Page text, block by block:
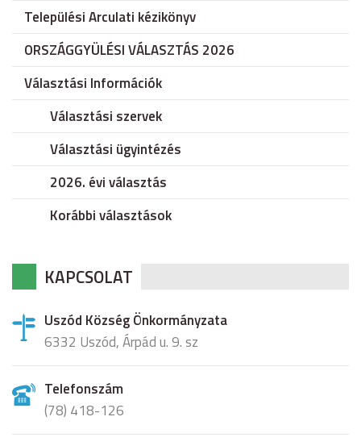
Települési Arculati kézikönyv
ORSZÁGGYÜLÉSI VÁLASZTÁS 2026
Választási Információk
Választási szervek
Választási ügyintézés
2026. évi választás
Korábbi választások
KAPCSOLAT
Uszód Község Önkormányzata
6332 Uszód, Árpád u. 9. sz
Telefonszám
(78) 418-126